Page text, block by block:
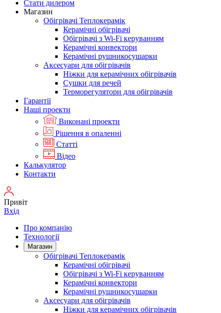
Стати дилером
Магазин
Обігрівачі Теплокерамік
Керамічні обігрівачі
Обігрівачі з Wi-Fi керуванням
Керамічні конвектори
Керамічні рушникосушарки
Аксесуари для обігрівачів
Ніжки для керамічних обігрівачів
Сушки для речей
Терморегулятори для обігрівачів
Гарантії
Нашi проекти
Виконані проекти
Рішення в опаленні
Статті
Відео
Калькулятор
Контакти
Привіт
Вхід
Про компанію
Технології
Магазин
Обігрівачі Теплокерамік
Керамічні обігрівачі
Обігрівачі з Wi-Fi керуванням
Керамічні конвектори
Керамічні рушникосушарки
Аксесуари для обігрівачів
Ніжки для керамічних обігрівачів